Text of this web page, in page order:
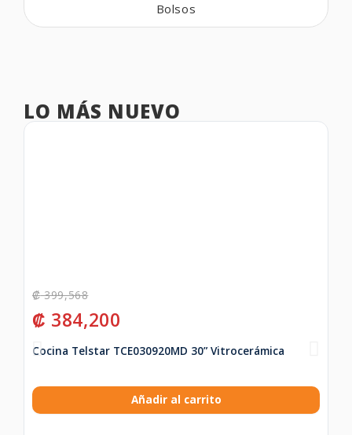
Bolsos
LO MÁS NUEVO
₡399,568
₡ 384,200
Cocina Telstar TCE030920MD 30” Vitrocerámica
Añadir al carrito